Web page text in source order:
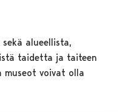
alueellista,
taidetta ja taiteen
museot voivat olla